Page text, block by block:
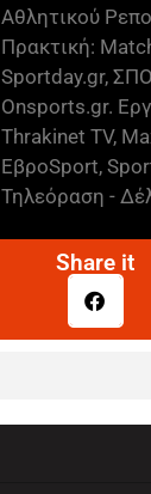
Αθλητικού
Πρακτική:
Sportday.gr,
Onsports.gr.
Thrakinet TV,
ΕβροSport,
Τηλεόραση -
Share it